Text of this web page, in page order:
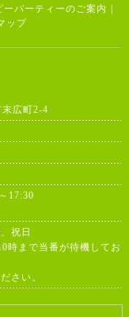
ーパーティーのご案内 |
ップ
広町2-4
17:30
祝日
時まで当番が待機してお
さい。